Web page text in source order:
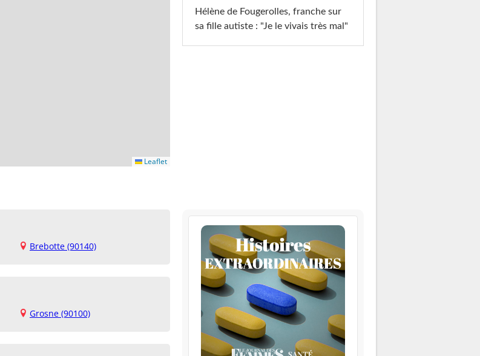
Leaflet
Brebotte (90140)
Grosne (90100)
Hélène de Fougerolles, franche sur
sa fille autiste : "Je le vivais très mal"